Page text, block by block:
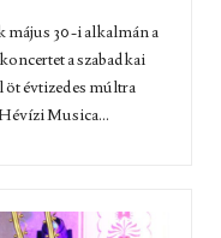
30-i alkalmán a
a szabadkai
öt évtizedes múltra
Musica...